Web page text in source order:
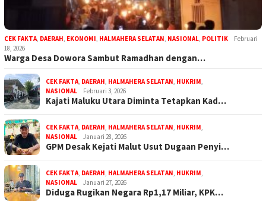
CEK FAKTA DAERAH EKONOMI HALMAHERA SELATAN NASIONAL POLITIK
Februari
18, 2026
Warga Desa Dowora Sambut Ramadhan dengan…
CEK FAKTA DAERAH HALMAHERA SELATAN HUKRIM
NASIONAL
Februari 3, 2026
Kajati Maluku Utara Diminta Tetapkan Kad…
CEK FAKTA DAERAH HALMAHERA SELATAN HUKRIM
NASIONAL
Januari 28, 2026
GPM Desak Kejati Malut Usut Dugaan Penyi…
CEK FAKTA DAERAH HALMAHERA SELATAN HUKRIM
NASIONAL
Januari 27, 2026
Diduga Rugikan Negara Rp1,17 Miliar, KPK…